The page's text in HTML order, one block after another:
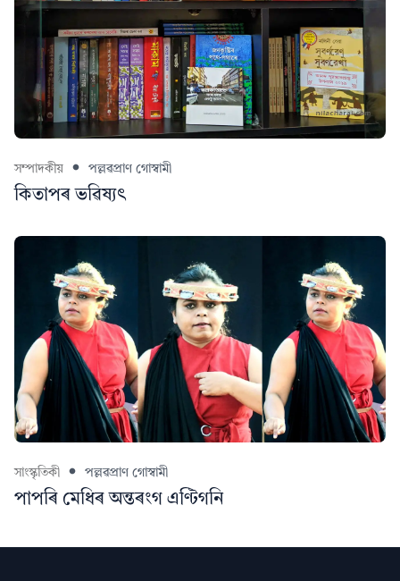
সম্পাদকীয় পল্লৱপ্ৰাণ গোস্বামী
কিতাপৰ ভৱিষ্যৎ
সাংস্কৃতিকী পল্লৱপ্ৰাণ গোস্বামী
পাপৰি মেধিৰ অন্তৰংগ এণ্টিগনি